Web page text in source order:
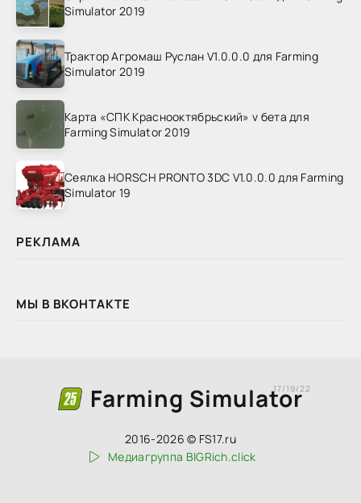
Simulator 2019
Трактор Агромаш Руслан V1.0.0.0 для Farming
Simulator 2019
Карта «СПК Краснооктябрьский» v бета для
Farming Simulator 2019
Сеялка HORSCH PRONTO 3DC V1.0.0.0 для Farming
Simulator 19
РЕКЛАМА
МЫ В ВКОНТАКТЕ
Farming Simulator
17/19/22
2016-2026 © FS17.ru
Медиагруппа BIGRich.click